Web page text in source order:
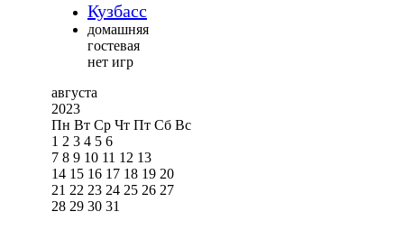
Кузбасс
домашняя
гостевая
нет игр
августа
2023
Пн Вт Ср Чт Пт Сб Вс
1 2 3 4 5 6
7 8 9 10 11 12 13
14 15 16 17 18 19 20
21 22 23 24 25 26 27
28 29 30 31